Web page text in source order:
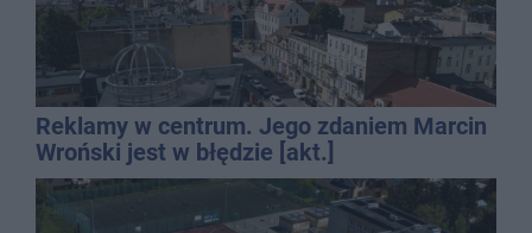
Reklamy w centrum. Jego zdaniem Marcin
Wroński jest w błędzie [akt.]